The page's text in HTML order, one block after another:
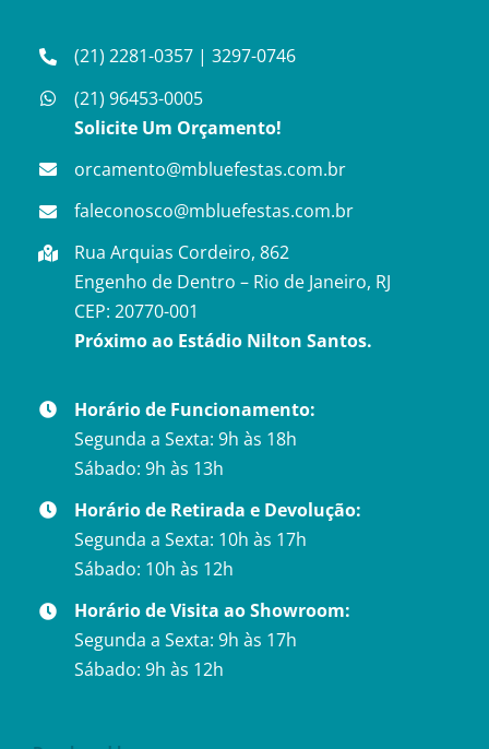
(21) 2281-0357 |3297-0746
(21) 96453-0005
Solicite Um Orçamento!
orcamento@mbluefestas.com.br
faleconosco@mbluefestas.com.br
Rua Arquias Cordeiro, 862
Engenho de Dentro – Rio de Janeiro, RJ
CEP: 20770-001
Próximo ao Estádio Nilton Santos.
Horário de Funcionamento:
Segunda a Sexta: 9h às 18h
Sábado: 9h às 13h
Horário de Retirada e Devolução:
Segunda a Sexta: 10h às 17h
Sábado: 10h às 12h
Horário de Visita ao Showroom:
Segunda a Sexta: 9h às 17h
Sábado: 9h às 12h